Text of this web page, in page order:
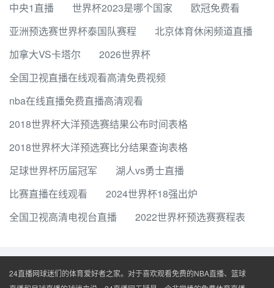
中央1直播
世界杯2023是哪个国家
欧冠免费看
亚洲预选赛世界杯泰国队赛程
北京体育休闲频道直播
加拿大VS卡塔尔
2026世界杯
全国卫视直播在线观看高清免费视频
nba在线直播免费直播高清观看
2018世界杯大洋预选赛结果公布时间表格
2018世界杯大洋预选赛比分结果查询表格
足球世界杯历届冠军
湖人vs勇士直播
比赛直播在线观看
2024世界杯18强出炉
全国卫视高清电视台直播
2022世界杯预选赛赛程表
24直播网球迷们的体育爱好者之家。对于喜欢观看免费的NBA直播、篮球